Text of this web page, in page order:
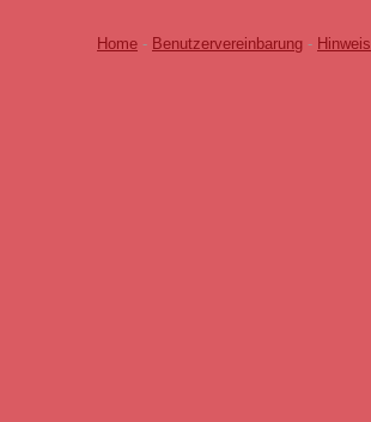
Home - Benutzervereinbarung - Hinweis